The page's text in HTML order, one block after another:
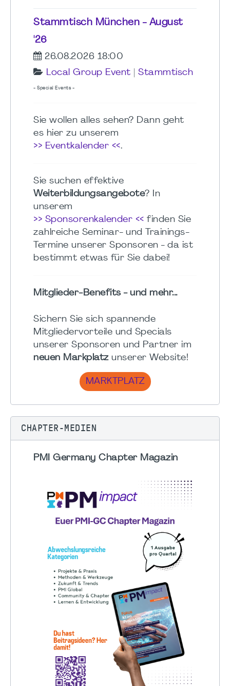
Stammtisch München - August
'26
26.08.2026 18:00
Local Group Event
Stammtisch
- Special Events -
Sie wollen alles sehen? Dann geht
es hier zu unserem
>> Eventkalender <<.
Sie suchen effektive
Weiterbildungsangebote? In
unserem
>> Sponsorenkalender << finden Sie
zahlreiche Seminar- und Trainings-
Termine unserer Sponsoren - da ist
bestimmt etwas für Sie dabei!
Mitglieder-Benefits - und mehr...
Sichern Sie sich spannende
Mitgliedervorteile und Specials
unserer Sponsoren und Partner im
neuen Markplatzunserer Website!
MARKTPLATZ
CHAPTER-MEDIEN
PMI Germany Chapter Magazin